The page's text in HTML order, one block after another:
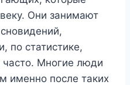
Они занимают
по статистике,
часто. Многие люди
именно после таких